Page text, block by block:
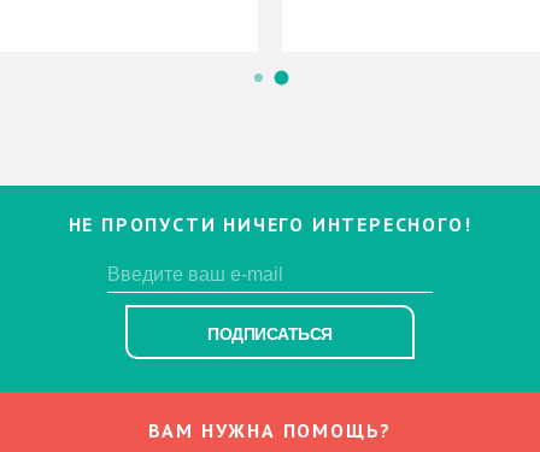
НЕ ПРОПУСТИ НИЧЕГО ИНТЕРЕСНОГО!
ПОДПИСАТЬСЯ
ВАМ НУЖНА ПОМОЩЬ?